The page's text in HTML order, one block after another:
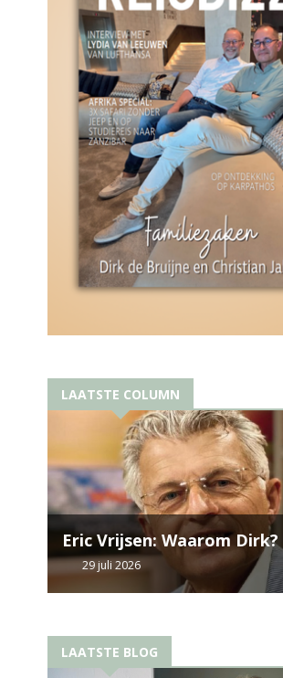
LAATSTE COLUMN
Eric Vrijsen: Waarom Dirk?
29 juli 2026
LAATSTE BLOG